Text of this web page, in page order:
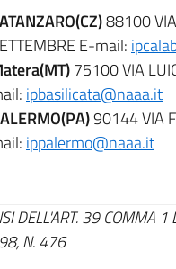
88100
E-mail:
75100 VIA
ipbasilicata@naaa.it
90144 VIA
ippalermo@naaa.it
DELL'ART. 39
N. 476